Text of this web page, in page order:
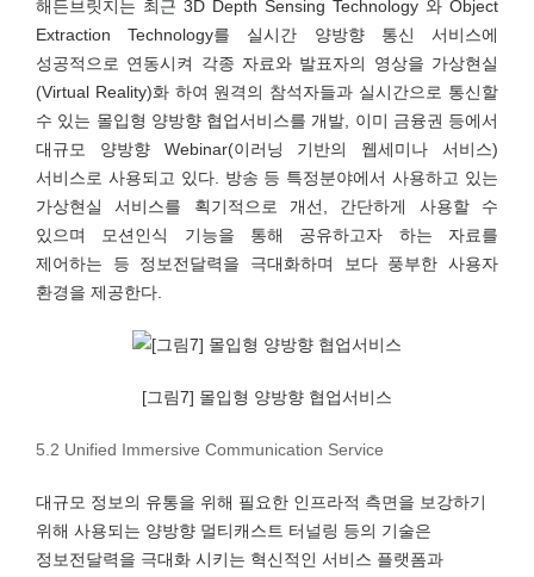
해든브릿지는 최근 3D Depth Sensing Technology 와 Object
Extraction Technology를 실시간 양방향 통신 서비스에
성공적으로 연동시켜 각종 자료와 발표자의 영상을 가상현실
(Virtual Reality)화 하여 원격의 참석자들과 실시간으로 통신할
수 있는 몰입형 양방향 협업서비스를 개발, 이미 금융권 등에서
대규모 양방향 Webinar(이러닝 기반의 웹세미나 서비스)
서비스로 사용되고 있다. 방송 등 특정분야에서 사용하고 있는
가상현실 서비스를 획기적으로 개선, 간단하게 사용할 수
있으며 모션인식 기능을 통해 공유하고자 하는 자료를
제어하는 등 정보전달력을 극대화하며 보다 풍부한 사용자
환경을 제공한다.
[그림7] 몰입형 양방향 협업서비스
5.2 Unified Immersive Communication Service
대규모 정보의 유통을 위해 필요한 인프라적 측면을 보강하기
위해 사용되는 양방향 멀티캐스트 터널링 등의 기술은
정보전달력을 극대화 시키는 혁신적인 서비스 플랫폼과